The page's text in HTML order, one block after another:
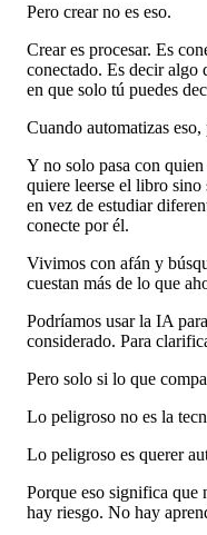
Pero crear no es eso.
Crear es procesar. Es
conectado. Es decir algo
en que solo tú puedes
Cuando automatizas
Y no solo pasa con
quiere leerse el libro
en vez de estudiar
conecte por él.
Vivimos con afán y
cuestan más de lo que
Podríamos usar la IA
considerado. Para
Pero solo si lo que
Lo peligroso no es la
Lo peligroso es querer
Porque eso significa
hay riesgo. No hay